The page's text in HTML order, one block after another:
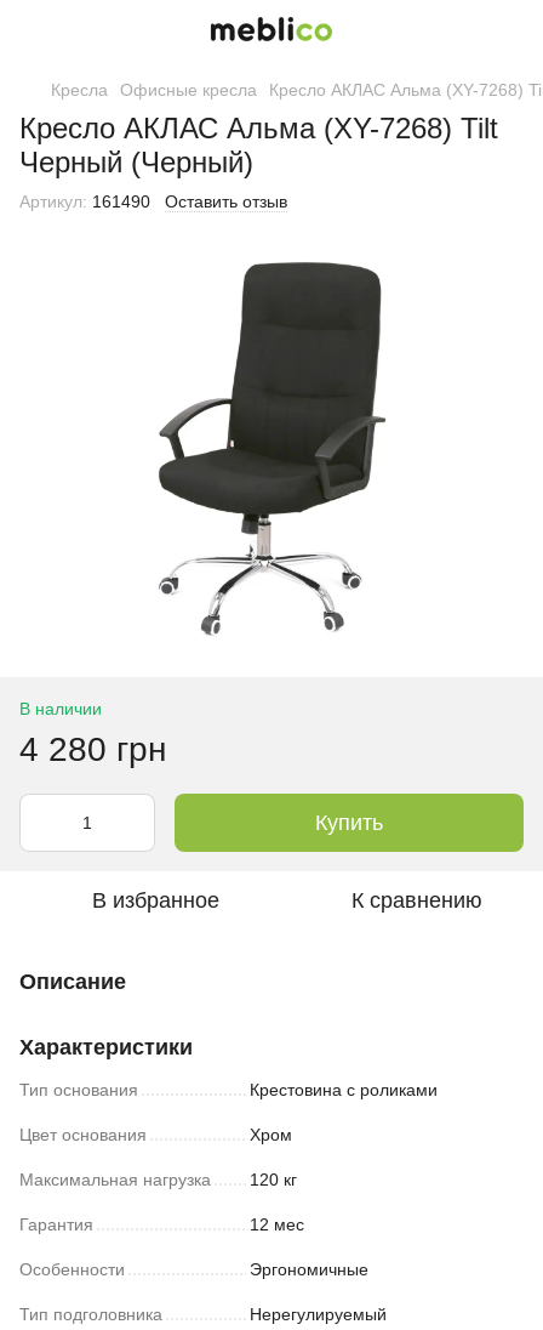
Кресла Офисные кресла Кресло АКЛАС Альма (XY-7268)
Кресло АКЛАС Альма (XY-7268) Tilt
Черный (Черный)
Артикул: 161490 Оставить отзыв
В наличии
4 280 грн
Купить
В избранное К сравнению
Описание
Характеристики
Тип основания Крестовина с роликами
Цвет основания Хром
Максимальная нагрузка 120 кг
Гарантия 12 мес
Особенности Эргономичные
Тип подголовника Нерегулируемый